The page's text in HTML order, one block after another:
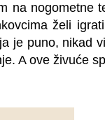
na nogometne
želi
je puno, nikad
A ove živuće